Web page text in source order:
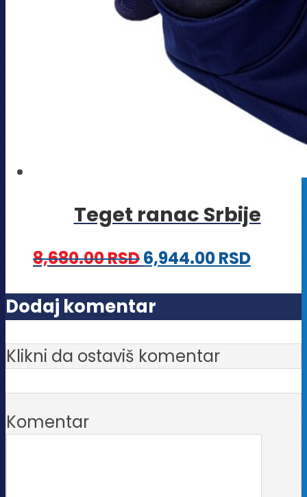
Teget ranac Srbije
8,680.00RSD6,944.00RSD
Dodaj komentar
Klikni da ostaviš komentar
Komentar